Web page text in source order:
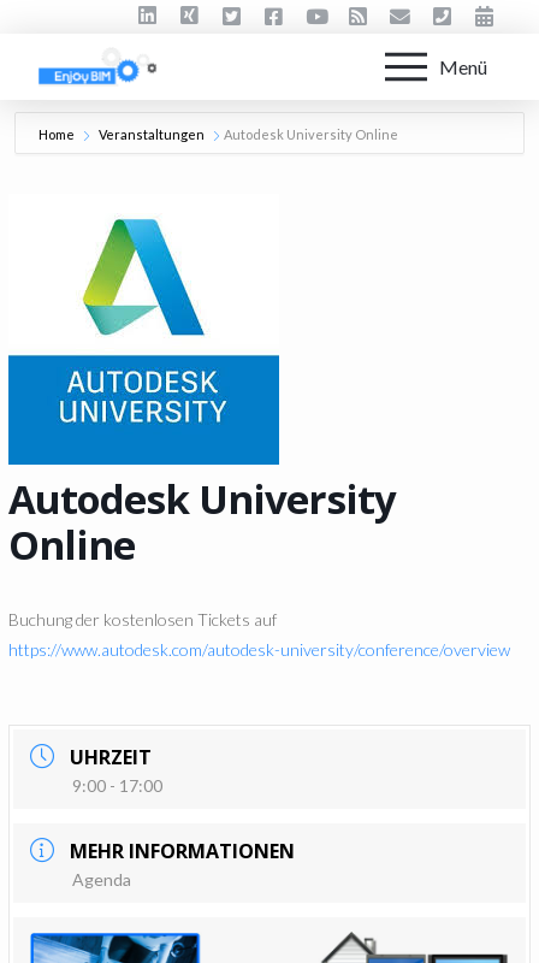
Menü
Home Veranstaltungen Autodesk University Online
Autodesk University
Online
Buchung der kostenlosen Tickets auf
https://www.autodesk.com/autodesk-university/conference/overview
UHRZEIT
9:00 - 17:00
MEHR INFORMATIONEN
Agenda